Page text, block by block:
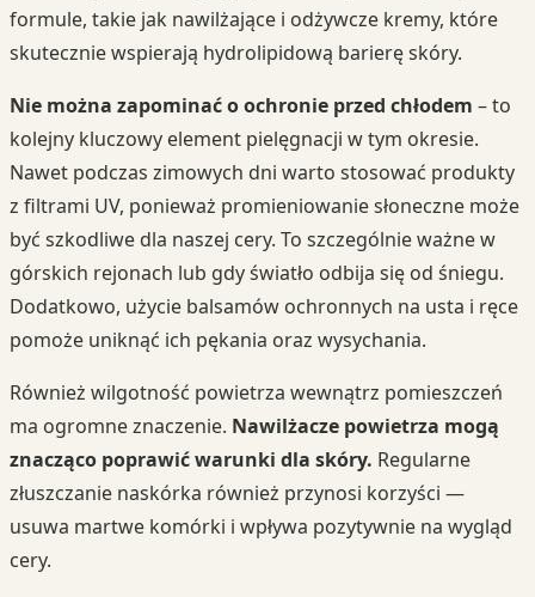
formule, takie jak nawilżające i odżywcze kremy, które
skutecznie wspierają hydrolipidową barierę skóry.
Nie można zapominać o ochronie przed chłodem – to
kolejny kluczowy element pielęgnacji w tym okresie.
Nawet podczas zimowych dni warto stosować produkty
z filtrami UV, ponieważ promieniowanie słoneczne może
być szkodliwe dla naszej cery. To szczególnie ważne w
górskich rejonach lub gdy światło odbija się od śniegu.
Dodatkowo, użycie balsamów ochronnych na usta i ręce
pomoże uniknąć ich pękania oraz wysychania.
Również wilgotność powietrza wewnątrz pomieszczeń
ma ogromne znaczenie. Nawilżacze powietrza mogą
znacząco poprawić warunki dla skóry. Regularne
złuszczanie naskórka również przynosi korzyści —
usuwa martwe komórki i wpływa pozytywnie na wygląd
cery.